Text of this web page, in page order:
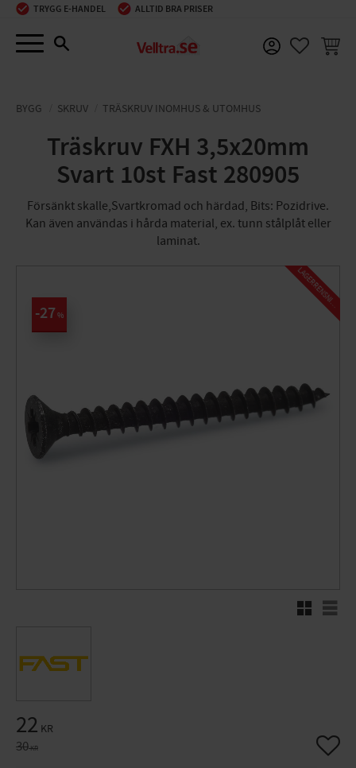
Meny
TRYGG E-HANDEL ALLTID BRA PRISER
BYGG SKRUV TRÄSKRUV INOMHUS & UTOMHUS
Träskruv FXH 3,5x20mm
Svart 10st Fast 280905
Försänkt skalle,Svartkromad och härdad, Bits: Pozidrive.
Kan även användas i hårda material, ex. tunn stålplåt eller
laminat.
27 %
L
A
G
E
R
R
E
N
S
N
I
N
G
Rutnätsvy
Nedsatt pris:
22 KR
Ordinarie pris:
30KR Lägg